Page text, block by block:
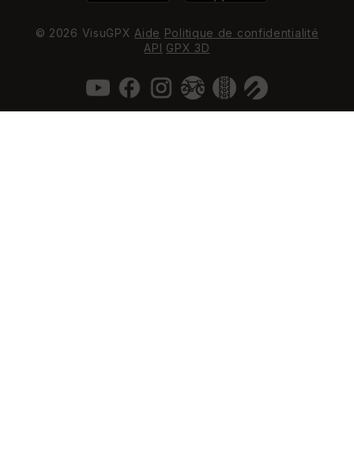
© 2026 VisuGPX Aide Politique de confidentialité
API GPX 3D